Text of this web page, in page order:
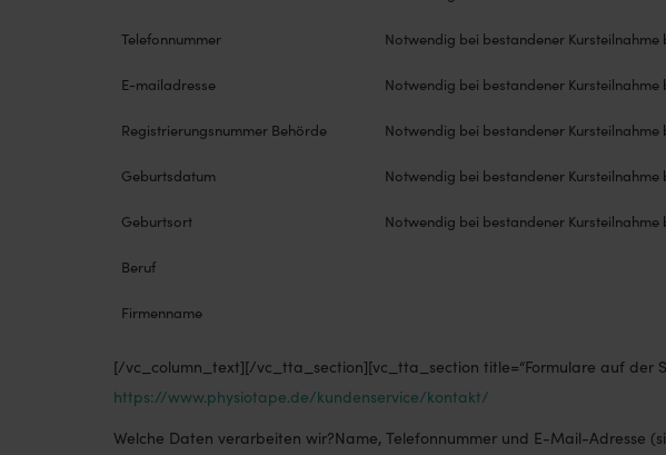
Telefonnummer Notwendig bei bestandener
E-mailadresse Notwendig bei bestandener
Registrierungsnummer Behörde Notwendig bei bestandener
Geburtsdatum Notwendig bei bestandener
Geburtsort Notwendig bei bestandener
Beruf
Firmenname
[/vc_column_text][/vc_tta_section][vc_tta_section title=“Formulare auf der
https://www.physiotape.de/kundenservice/kontakt/
Welche Daten verarbeiten wir?Name, Telefonnummer und E-Mail-Adresse